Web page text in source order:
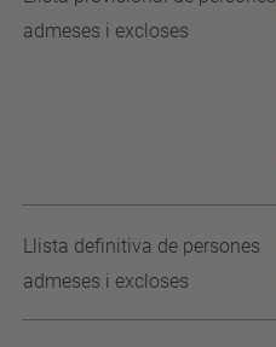
admeses i excloses
Llista definitiva de persones
admeses i excloses